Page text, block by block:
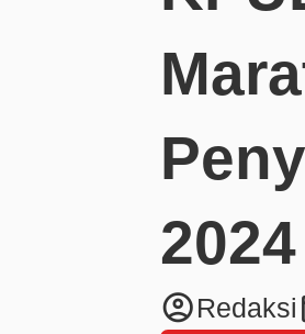
2024
account_circleRedaksi